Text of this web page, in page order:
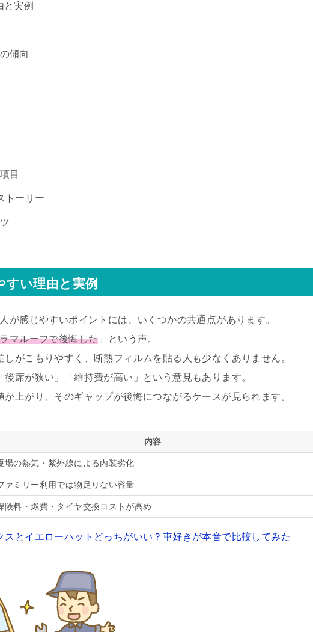
と実例
傾向
目
トーリー
い理由と実例
が感じやすいポイントには、いくつかの共通点があります。
マルーフで後悔した 」という声。
がこもりやすく、断熱フィルムを貼る人も少なくありません。
席が狭い」「維持費が高い」という意見もあります。
上がり、そのギャップが後悔につながるケースが見られます。
内容
場の熱気・紫外線による内装劣化
ァミリー利用では物足りない容量
険料・燃費・タイヤ交換コストが高め
スとイエローハットどっちがいい？車好きが本音で比較してみた